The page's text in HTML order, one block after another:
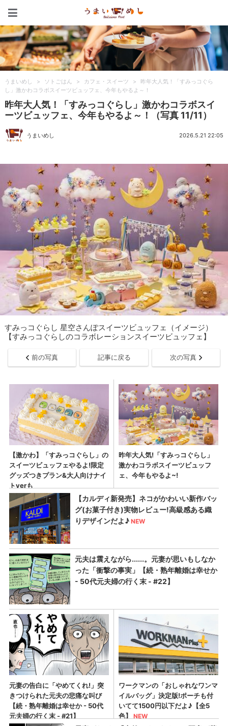
うまいめし > ソトごはん > カフェ・スイーツ >
昨年大人気！「すみっコぐら
し」激かわコラボスイーツビュッフェ、今年もやるよ～！
昨年大人気！「すみっコぐらし」激かわコラボスイ
ーツビュッフェ、今年もやるよ～！（写真 11/11）
うまいめし 2026.5.21 22:05
すみっコぐらし 星空さんぽスイーツビュッフェ（イメージ）
【すみっコぐらしのコラボレーションスイーツビュッフェ】
前の写真 記事に戻る 次の写真